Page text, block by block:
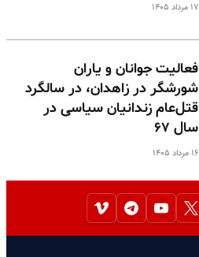
۱۷ مرداد ۱۴۰۵
فعالیت جوانان و یاران
شورشگر در زاهدان، در سالگرد
قتل‌عام زندانیان سیاسی در
سال ۶۷
۱۶ مرداد ۱۴۰۵